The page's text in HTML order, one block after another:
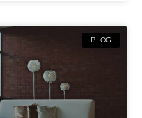
BLOG